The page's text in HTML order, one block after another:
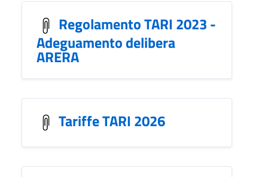
Regolamento TARI 2023 -
Adeguamento delibera
ARERA
Tariffe TARI 2026